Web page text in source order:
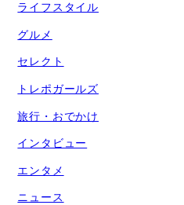
ライフスタイル
グルメ
セレクト
トレポガールズ
旅行・おでかけ
インタビュー
エンタメ
ニュース